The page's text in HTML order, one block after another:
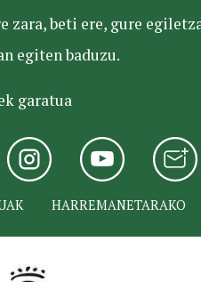
beti ere, gure
egiten baduzu.
garatua
HARREMANETARAKO